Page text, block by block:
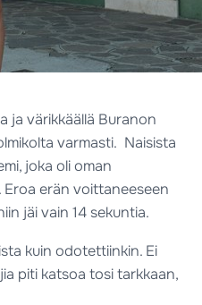
ja värikkäällä Buranon
varmasti. Naisista
joka oli oman
erän voittaneeseen
jäi vain 14 sekuntia.
kuin odotettiinkin. Ei
piti katsoa tosi tarkkaan,